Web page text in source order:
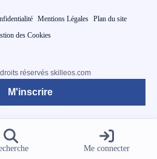
Me connecter
M'inscrire
Mentions Légales Plan du site
des Cookies
réservés skilleos.com